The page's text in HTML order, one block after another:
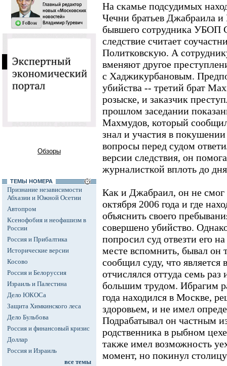
Обзоры
ТЕМЫ НОМЕРА
Признание независимости
Абхазии и Южной Осетии
Автопром
Ксенофобия и неофашизм в
России
Россия и Прибалтика
Исторические версии
Косово
Россия и Белоруссия
Израиль и Палестина
Дело ЮКОСа
Защита Химкинского леса
Дело Бульбова
Россия и финансовый кризис
Доллар
Россия и Израиль
все темы
На скамье подсудимых
Чечни братьев Джабраила
бывшего сотрудника УБОП
следствие считает
Политковскую. А
вменяют другое
с Хаджикурбановым.
убийства -- третий брат
розыске, и заказчик
прошлом заседании
Махмудов, который
знал и участия в
вопросы перед судом
версии следствия, он
журналисткой вплоть до
Как и Джабраил, он не
октября 2006 года и где
объяснить своего
совершено убийство.
попросил суд отвезти его
месте вспомнить, бывал он
сообщил суду, что
отчислялся оттуда семь раз
большим трудом. Ибрагим
года находился в Москве,
здоровьем, и не имел
Подрабатывал он частным
родственника в рыбном
также имел возможность
момент, но покинул